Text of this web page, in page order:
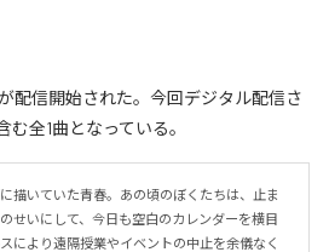
が配信開始された。今回デジタル配信さ
む全1曲となっている。
描いていた青春。あの頃のぼくたちは、止ま
せいにして、今日も空白のカレンダーを横目
により遠隔授業やイベントの中止を余儀なく